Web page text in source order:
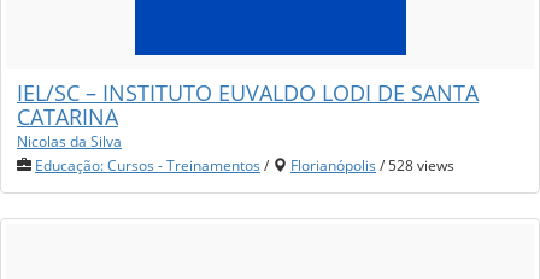
IEL/SC – INSTITUTO EUVALDO LODI DE SANTA
CATARINA
Nicolas da Silva
Educação: Cursos - Treinamentos / Florianópolis / 528 views